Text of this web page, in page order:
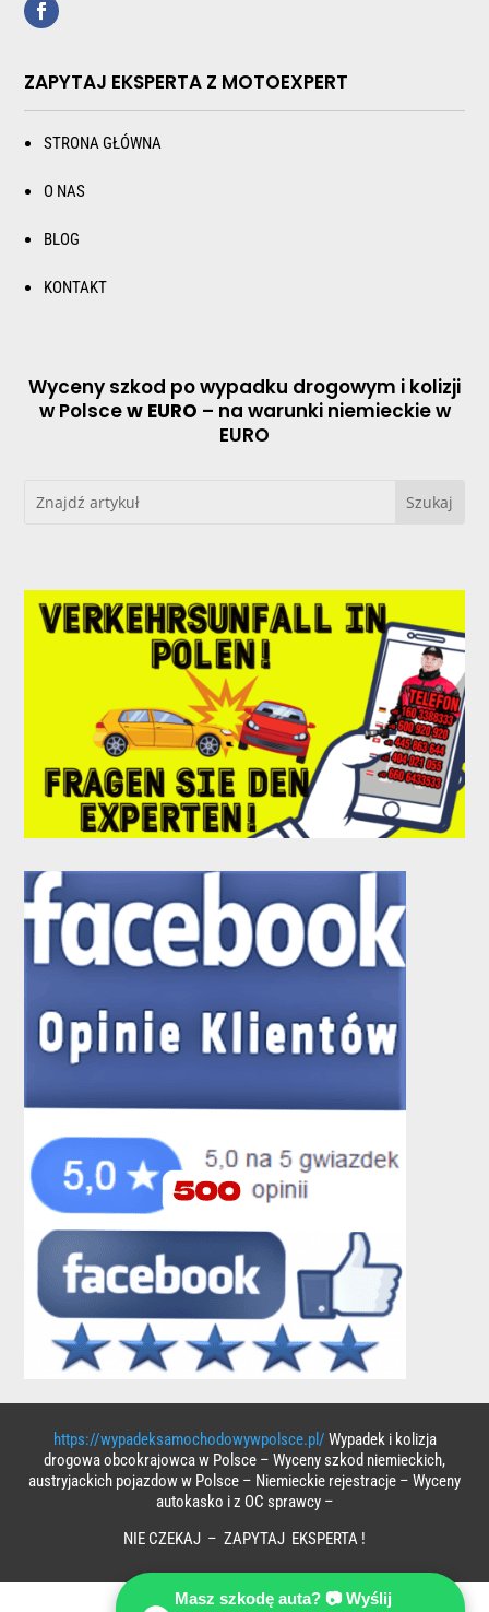
ZAPYTAJ EKSPERTA Z MOTOEXPERT
STRONA GŁÓWNA
O NAS
BLOG
KONTAKT
Wyceny szkod po wypadku drogowym i kolizji
w Polscew EURO – na warunki niemieckie w
EURO
https://wypadeksamochodowywpolsce.pl/ Wypadek i kolizja
drogowa obcokrajowca w Polsce – Wyceny szkod niemieckich,
austryjackich pojazdow w Polsce – Niemieckie rejestracje – Wyceny
autokasko i z OC sprawcy –
NIE CZEKAJ – ZAPYTAJ EKSPERTA !
Masz szkodę auta? 📷 Wyślij